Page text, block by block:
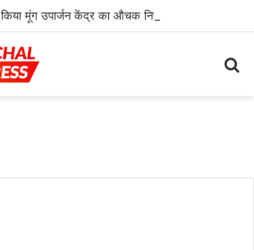
किया मूंग उपार्जन केंद्र का औचक निरीक्षण